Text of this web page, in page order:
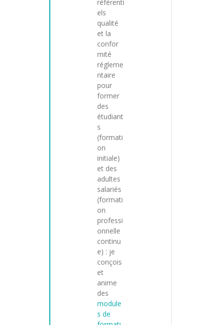
référenti
els
qualité
et la
confor
mité
régleme
ntaire
pour
former
des
étudiant
s
(formati
on
initiale)
et des
adultes
salariés
(formati
on
professi
onnelle
continu
e) : je
conçois
et
anime
des
module
s de